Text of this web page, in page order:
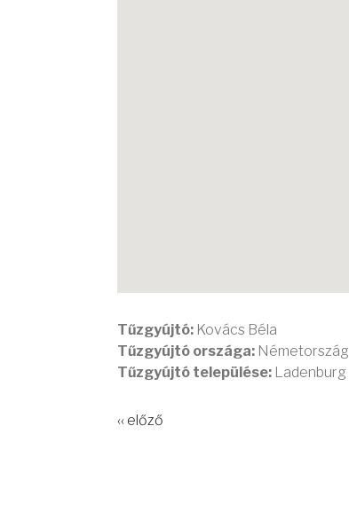
Tűzgyújtó: Kovács Béla
Tűzgyújtó országa: Németország
Tűzgyújtó települése: Ladenburg
‹‹ előző